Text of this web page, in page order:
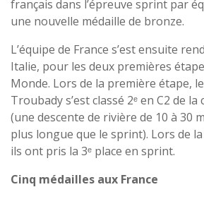
français dans l’épreuve sprint par
une nouvelle médaille de bronze.
L’équipe de France s’est ensuite
Italie, pour les deux premières
Monde. Lors de la première étape,
Troubady s’est classé 2ᵉ en C2 de
(une descente de rivière de 10 à 30
plus longue que le sprint). Lors de
ils ont pris la 3ᵉ place en sprint.
Cinq médailles aux France